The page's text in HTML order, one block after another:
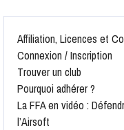
Affiliation, Licences et
Connexion / Inscription
Trouver un club
Pourquoi adhérer ?
La FFA en vidéo :
l’Airsoft